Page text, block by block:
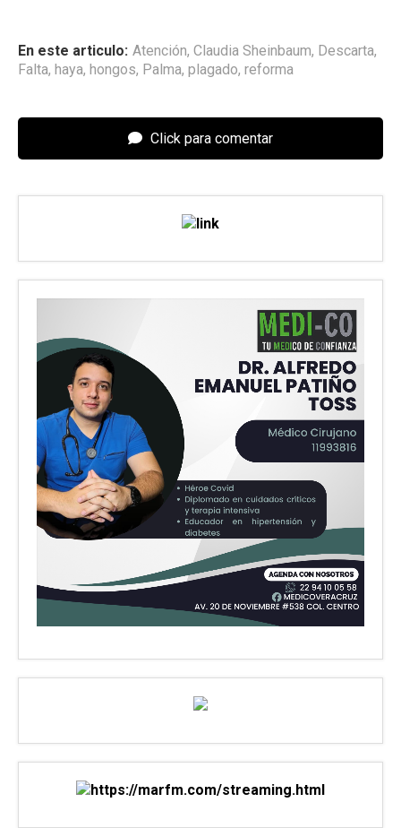
En este articulo: Atención, Claudia Sheinbaum, Descarta,
Falta, haya, hongos, Palma, plagado, reforma
Click para comentar